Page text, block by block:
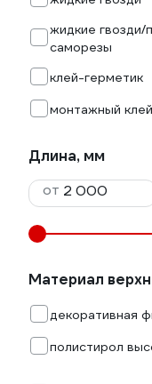
жидкие гвозди/
саморезы
клей-герметик
монтажный клей
Длина, мм
от
Материал
декоративная
полистирол